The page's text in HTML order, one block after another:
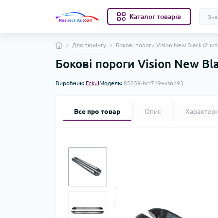
Каталог товарів
Для тюнінгу Бокові пороги Vision New Black (2
Бокові пороги Vision New
Виробник: ErkulМодель: 85259-brr719+vsn193
Все про товар Опис